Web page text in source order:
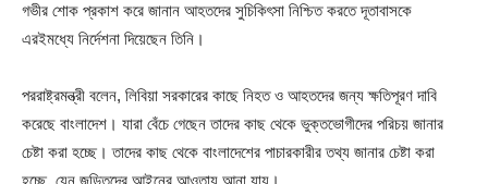
গভীর শোক প্রকাশ করে জানান আহতদের সুচিকিৎসা নিশ্চিত করতে দূতাবাসকে
এরইমধ্যে নির্দেশনা দিয়েছেন তিনি।
পররাষ্ট্রমন্ত্রী বলেন, লিবিয়া সরকারের কাছে নিহত ও আহতদের জন্য ক্ষতিপূরণ দাবি
করেছে বাংলাদেশ। যারা বেঁচে গেছেন তাদের কাছ থেকে ভুক্তভোগীদের পরিচয় জানার
চেষ্টা করা হচ্ছে। তাদের কাছ থেকে বাংলাদেশের পাচারকারীর তথ্য জানার চেষ্টা করা